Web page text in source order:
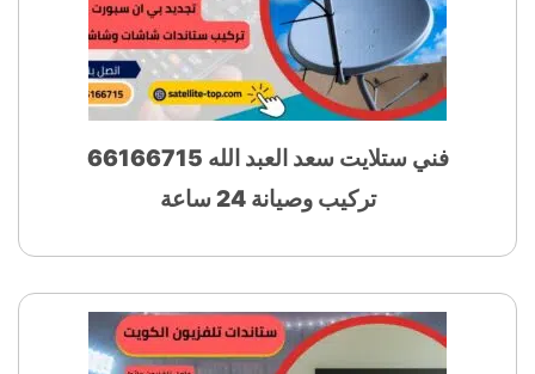
فني ستلايت سعد العبد الله 66166715
تركيب وصيانة 24 ساعة